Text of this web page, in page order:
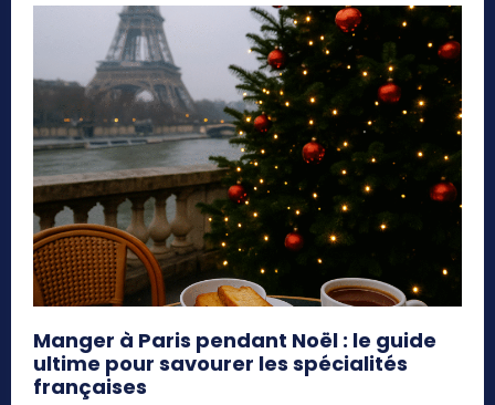
Manger à Paris pendant Noël : le guide
ultime pour savourer les spécialités
françaises